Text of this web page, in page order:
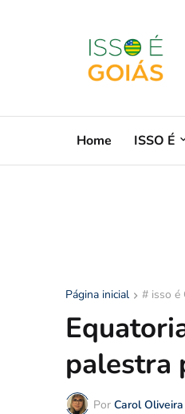
Home ISSO É
Página inicial # isso é
palestra
Por Carol Oliveira